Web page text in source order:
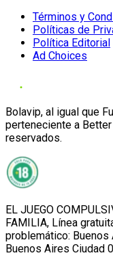
Términos y
Políticas de
Política Editorial
Ad Choices
Bolavip, al igual que
perteneciente a
reservados.
EL JUEGO
FAMILIA, Línea
problemático:
Buenos Aires Ciudad